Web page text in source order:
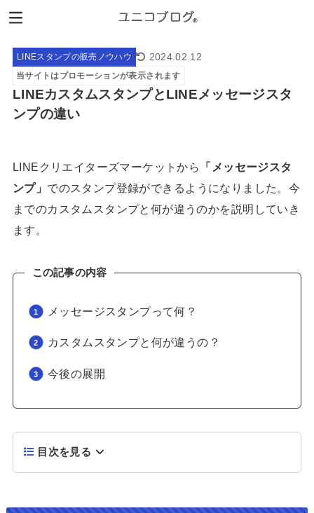
LINEスタンプの販売ノウハウ 2024.02.12
当サイトはプロモーションが表示されます
LINEカスタムスタンプとLINEメッセージスタ
ンプの違い
LINEクリエイターズマーケットから
「メッセージスタ
ンプ」 でのスタンプ登録ができるようになりました。今
までのカスタムスタンプと何が違うのかを説明していき
ます。
この記事の内容
メッセージスタンプって何？
カスタムスタンプと何が違うの？
今後の展開
目次を見る